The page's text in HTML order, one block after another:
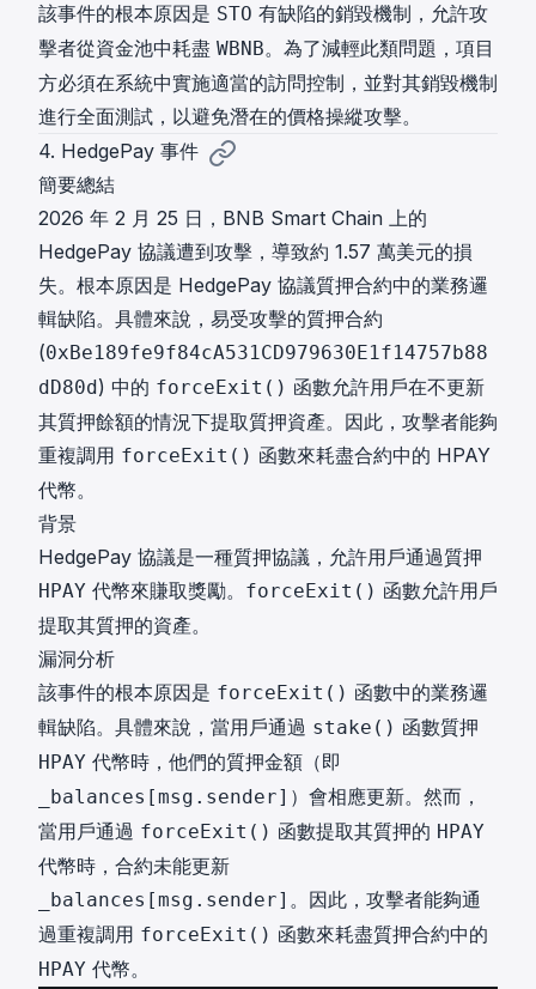
該事件的根本原因是 STO 有缺陷的銷毀機制，允許攻
擊者從資金池中耗盡 WBNB。為了減輕此類問題，項目
方必須在系統中實施適當的訪問控制，並對其銷毀機制
進行全面測試，以避免潛在的價格操縱攻擊。
4. HedgePay 事件
簡要總結
2026 年 2 月 25 日，BNB Smart Chain 上的
HedgePay 協議遭到攻擊，導致約 1.57 萬美元的損
失。根本原因是 HedgePay 協議質押合約中的業務邏
輯缺陷。具體來說，易受攻擊的質押合約
(0xBe189fe9f84cA531CD979630E1f14757b88
dD80d ) 中的 forceExit() 函數允許用戶在不更新
其質押餘額的情況下提取質押資產。因此，攻擊者能夠
重複調用 forceExit() 函數來耗盡合約中的 HPAY
代幣。
背景
HedgePay 協議是一種質押協議，允許用戶通過質押
HPAY 代幣來賺取獎勵。 forceExit() 函數允許用戶
提取其質押的資產。
漏洞分析
該事件的根本原因是 forceExit() 函數中的業務邏
輯缺陷。具體來說，當用戶通過 stake() 函數質押
HPAY 代幣時，他們的質押金額（即
_balances[msg.sender] ）會相應更新。然而，
當用戶通過 forceExit() 函數提取其質押的 HPAY
代幣時，合約未能更新
_balances[msg.sender] 。因此，攻擊者能夠通
過重複調用 forceExit() 函數來耗盡質押合約中的
HPAY 代幣。